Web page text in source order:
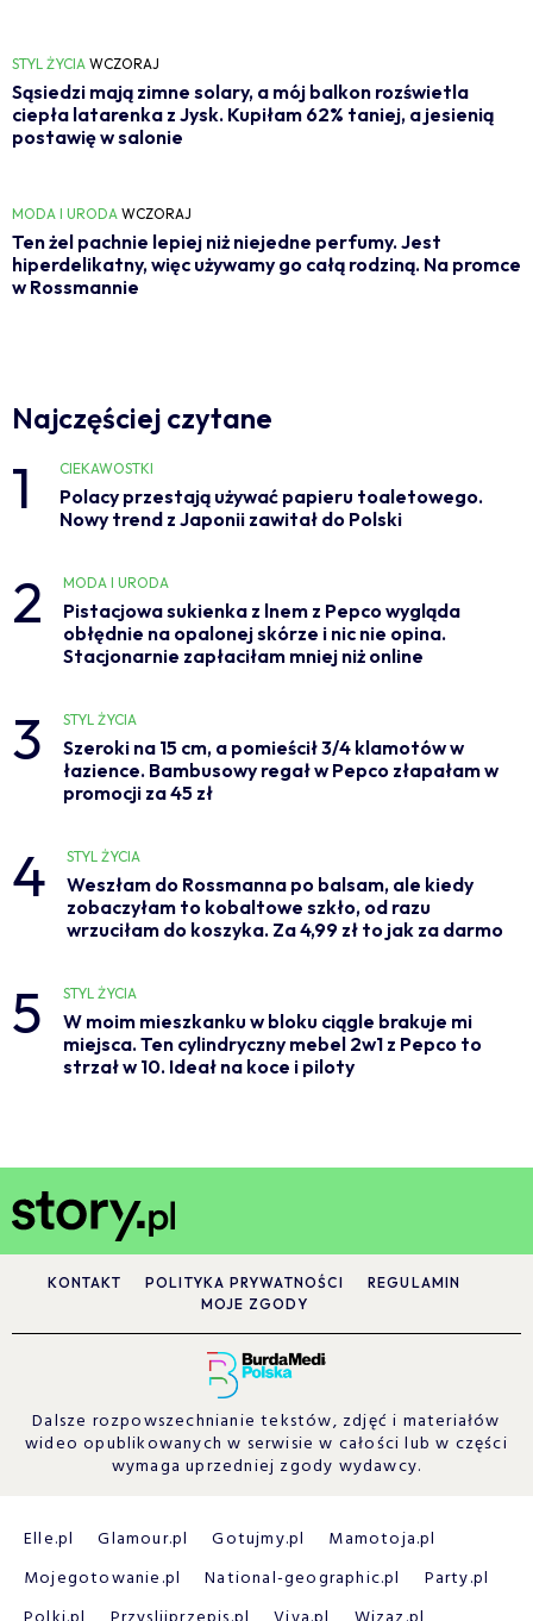
STYL ŻYCIA WCZORAJ
Sąsiedzi mają zimne solary, a mój balkon rozświetla
ciepła latarenka z Jysk. Kupiłam 62% taniej, a jesienią
postawię w salonie
MODA I URODA WCZORAJ
Ten żel pachnie lepiej niż niejedne perfumy. Jest
hiperdelikatny, więc używamy go całą rodziną. Na promce
w Rossmannie
Najczęściej czytane
1 CIEKAWOSTKI
Polacy przestają używać papieru toaletowego.
Nowy trend z Japonii zawitał do Polski
2 MODA I URODA
Pistacjowa sukienka z lnem z Pepco wygląda
obłędnie na opalonej skórze i nic nie opina.
Stacjonarnie zapłaciłam mniej niż online
3 STYL ŻYCIA
Szeroki na 15 cm, a pomieścił 3/4 klamotów w
łazience. Bambusowy regał w Pepco złapałam w
promocji za 45 zł
4 STYL ŻYCIA
Weszłam do Rossmanna po balsam, ale kiedy
zobaczyłam to kobaltowe szkło, od razu
wrzuciłam do koszyka. Za 4,99 zł to jak za darmo
5 STYL ŻYCIA
W moim mieszkanku w bloku ciągle brakuje mi
miejsca. Ten cylindryczny mebel 2w1 z Pepco to
strzał w 10. Ideał na koce i piloty
KONTAKT POLITYKA PRYWATNOŚCI
REGULAMIN
MOJE ZGODY
Dalsze rozpowszechnianie tekstów, zdjęć i materiałów
wideo opublikowanych w serwisie w całości lub w części
wymaga uprzedniej zgody wydawcy.
Elle.pl Glamour.pl Gotujmy.pl
Mamotoja.pl
Mojegotowanie.pl
National-geographic.pl
Party.pl